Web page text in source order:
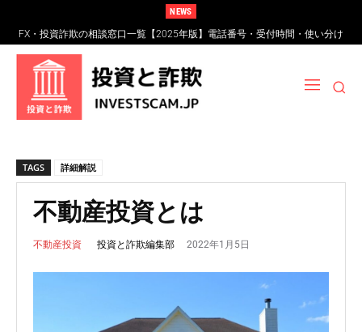
NEWS
FX・投資詐欺の相談窓口一覧【2025年版】電話番号・受付時間・使い分け
完全ガイド
FXスワップポイント運用とは？仕組み・リスク・高金利通貨詐欺の見分け
方
TAGS 詳細解説
不動産投資とは
不動産投資 投資と詐欺編集部 2022年1月5日